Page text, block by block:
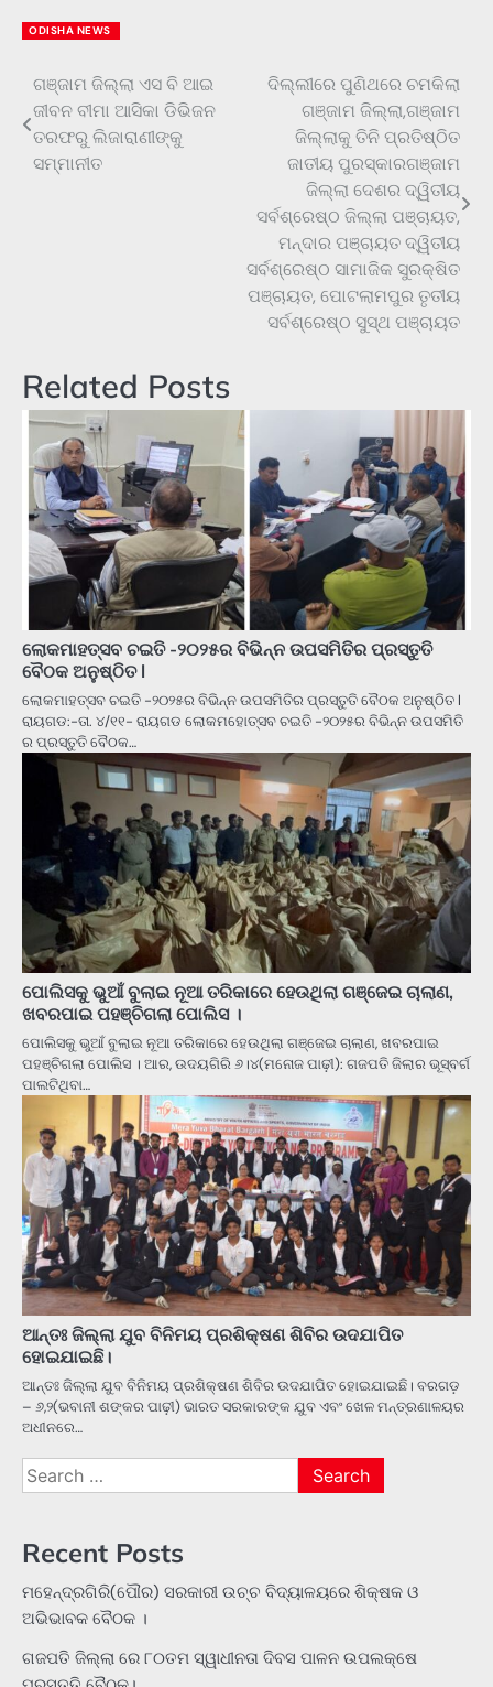
ODISHA NEWS
Post
navigation
ଗଞ୍ଜାମ ଜିଲ୍ଲା ଏସ ବି ଆଇ
ଜୀବନ ବୀମା ଆସିକା ଡିଭିଜନ
ତରଫରୁ ଲିଜାରାଣୀଙ୍କୁ
ସମ୍ମାନୀତ
ଦିଲ୍ଲୀରେ ପୁଣିଥରେ ଚମକିଲା
ଗଞ୍ଜାମ ଜିଲ୍ଲା,ଗଞ୍ଜାମ
ଜିଲ୍ଲାକୁ ତିନି ପ୍ରତିଷ୍ଠିତ
ଜାତୀୟ ପୁରସ୍କାରଗଞ୍ଜାମ
ଜିଲ୍ଲା ଦେଶର ଦ୍ୱିତୀୟ
ସର୍ବଶ୍ରେଷ୍ଠ ଜିଲ୍ଲା ପଞ୍ଚାୟତ,
ମନ୍ଦାର ପଞ୍ଚାୟତ ଦ୍ୱିତୀୟ
ସର୍ବଶ୍ରେଷ୍ଠ ସାମାଜିକ ସୁରକ୍ଷିତ
ପଞ୍ଚାୟତ, ପୋଟଲାମପୁର ତୃତୀୟ
ସର୍ବଶ୍ରେଷ୍ଠ ସୁସ୍ଥ ପଞ୍ଚାୟତ
Related Posts
ଲୋକମାହତ୍ସବ ଚଇତି -୨୦୨୫ର ବିଭିନ୍ନ ଉପସମିତିର ପ୍ରସ୍ତୁତି
ବୈଠକ ଅନୁଷ୍ଠିତ l
ଲୋକମାହତ୍ସବ ଚଇତି -୨୦୨୫ର ବିଭିନ୍ନ ଉପସମିତିର ପ୍ରସ୍ତୁତି ବୈଠକ ଅନୁଷ୍ଠିତ l
ରାୟଗଡ:-ତା. ୪/୧୧- ରାୟଗଡ ଲୋକମହୋତ୍ସବ ଚଇତି -୨୦୨୫ର ବିଭିନ୍ନ ଉପସମିତି
ର ପ୍ରସ୍ତୁତି ବୈଠକ…
ପୋଲିସକୁ ଭୁଆଁ ବୁଲାଇ ନୂଆ ତରିକାରେ ହେଉଥିଲା ଗଞ୍ଜେଇ ଚାଲାଣ,
ଖବରପାଇ ପହଞ୍ଚିଗଲା ପୋଲିସ ।
ପୋଲିସକୁ ଭୁଆଁ ବୁଲାଇ ନୂଆ ତରିକାରେ ହେଉଥିଲା ଗଞ୍ଜେଇ ଚାଲାଣ, ଖବରପାଇ
ପହଞ୍ଚିଗଲା ପୋଲିସ । ଆର, ଉଦୟଗିରି ୬।୪(ମନୋଜ ପାଢ଼ୀ): ଗଜପତି ଜିଲାର ଭୂସ୍ବର୍ଗ
ପାଲଟିଥିବା…
ଆନ୍ତଃ ଜିଲ୍ଲା ଯୁବ ବିନିମୟ ପ୍ରଶିକ୍ଷଣ ଶିବିର ଉଦଯାପିତ
ହୋଇଯାଇଛି।
ଆନ୍ତଃ ଜିଲ୍ଲା ଯୁବ ବିନିମୟ ପ୍ରଶିକ୍ଷଣ ଶିବିର ଉଦଯାପିତ ହୋଇଯାଇଛି। ବରଗଡ଼
– ୬,୨(ଭବାନୀ ଶଙ୍କର ପାଢ଼ୀ) ଭାରତ ସରକାରଙ୍କ ଯୁବ ଏବଂ ଖେଳ ମନ୍ତ୍ରଣାଳୟର
ଅଧୀନରେ…
Search
for:
Recent Posts
ମହେନ୍ଦ୍ରଗିରି(ପୌର) ସରକାରୀ ଉଚ୍ଚ ବିଦ୍ୟାଳୟରେ ଶିକ୍ଷକ ଓ
ଅଭିଭାବକ ବୈଠକ ।
ଗଜପତି ଜିଲ୍ଲା ରେ ୮୦ତମ ସ୍ୱାଧୀନତା ଦିବସ ପାଳନ ଉପଲକ୍ଷେ